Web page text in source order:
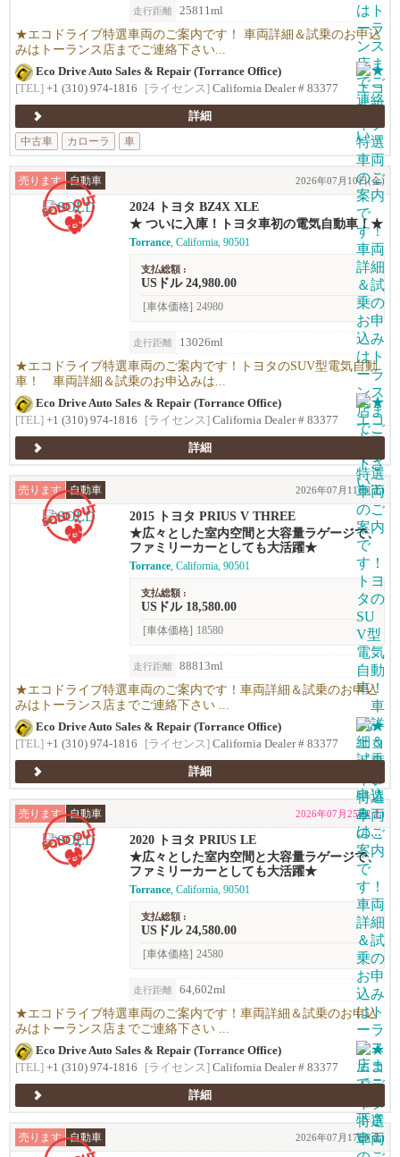
走行距離 25811ml
★エコドライブ特選車両のご案内です！ 車両詳細＆試乗のお申込
みはトーランス店までご連絡下さい...
Eco Drive Auto Sales & Repair (Torrance Office)
[TEL] +1 (310) 974-1816 [ライセンス] California Dealer # 83377
詳細
中古車
カローラ 車
売ります 自動車 2026年07月10日(金)
2024 トヨタ BZ4X XLE
★ ついに入庫！トヨタ車初の電気自動車！★
Torrance, California, 90501
支払総額 :
USドル 24,980.00
[車体価格] 24980
走行距離 13026ml
★エコドライブ特選車両のご案内です！トヨタのSUV型電気自動
車！ 車両詳細＆試乗のお申込みは...
Eco Drive Auto Sales & Repair (Torrance Office)
[TEL] +1 (310) 974-1816 [ライセンス] California Dealer # 83377
詳細
売ります 自動車 2026年07月11日(土)
2015 トヨタ PRIUS V THREE
★広々とした室内空間と大容量ラゲージで、
ファミリーカーとしても大活躍★
Torrance, California, 90501
支払総額 :
USドル 18,580.00
[車体価格] 18580
走行距離 88813ml
★エコドライブ特選車両のご案内です！車両詳細＆試乗のお申込
みはトーランス店までご連絡下さい ...
Eco Drive Auto Sales & Repair (Torrance Office)
[TEL] +1 (310) 974-1816 [ライセンス] California Dealer # 83377
詳細
売ります 自動車 2026年07月25日(土)
2020 トヨタ PRIUS LE
★広々とした室内空間と大容量ラゲージで、
ファミリーカーとしても大活躍★
Torrance, California, 90501
支払総額 :
USドル 24,580.00
[車体価格] 24580
走行距離 64,602ml
★エコドライブ特選車両のご案内です！車両詳細＆試乗のお申込
みはトーランス店までご連絡下さい ...
Eco Drive Auto Sales & Repair (Torrance Office)
[TEL] +1 (310) 974-1816 [ライセンス] California Dealer # 83377
詳細
売ります 自動車 2026年07月17日(金)